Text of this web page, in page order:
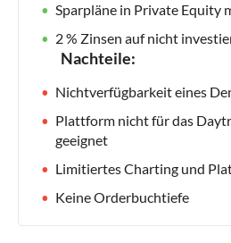
Sparpläne in Private Equity
2 % Zinsen auf nicht
Nachteile:
Nichtverfügbarkeit eines
Plattform nicht für das
geeignet
Limitiertes Charting und
Keine Orderbuchtiefe